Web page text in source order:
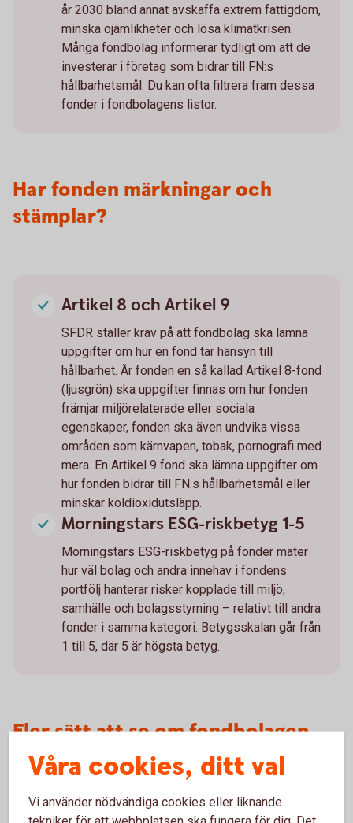
år 2030 bland annat avskaffa extrem fattigdom,
minska ojämlikheter och lösa klimatkrisen.
Många fondbolag informerar tydligt om att de
investerar i företag som bidrar till FN:s
hållbarhetsmål. Du kan ofta filtrera fram dessa
fonder i fondbolagens listor.
Har fonden märkningar och
stämplar?
Artikel 8 och Artikel 9
SFDR ställer krav på att fondbolag ska lämna
uppgifter om hur en fond tar hänsyn till
hållbarhet. Är fonden en så kallad Artikel 8-fond
(ljusgrön) ska uppgifter finnas om hur fonden
främjar miljörelaterade eller sociala
egenskaper, fonden ska även undvika vissa
områden som kärnvapen, tobak, pornografi med
mera. En Artikel 9 fond ska lämna uppgifter om
hur fonden bidrar till FN:s hållbarhetsmål eller
minskar koldioxidutsläpp.
Morningstars ESG-riskbetyg 1-5
Morningstars ESG-riskbetyg på fonder mäter
hur väl bolag och andra innehav i fondens
portfölj hanterar risker kopplade till miljö,
samhälle och bolagsstyrning – relativt till andra
fonder i samma kategori. Betygsskalan går från
1 till 5, där 5 är högsta betyg.
Fler sätt att se om fondbolagen
har en hållbarhetsstrategi
Fondbolag vars verksamhet genomsyras av långsiktiga och
hållbara investeringar brukar vara tydliga med det på sina
Våra cookies, ditt val
Vi använder nödvändiga cookies eller liknande